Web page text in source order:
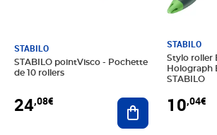
STABILO
STABILO pointVisco - Pochette
de 10 rollers
24,08€ Ajouter au
STABILO
Stylo roller
Holograph
STABILO
10,04€